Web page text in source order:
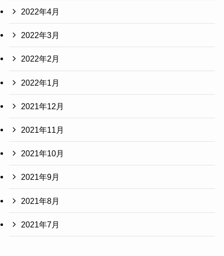
2022年4月
2022年3月
2022年2月
2022年1月
2021年12月
2021年11月
2021年10月
2021年9月
2021年8月
2021年7月